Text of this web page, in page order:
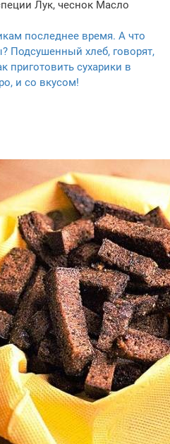
Лук, чеснок Масло
последнее время. А что
Подсушенный хлеб, говорят,
приготовить сухарики в
и со вкусом!